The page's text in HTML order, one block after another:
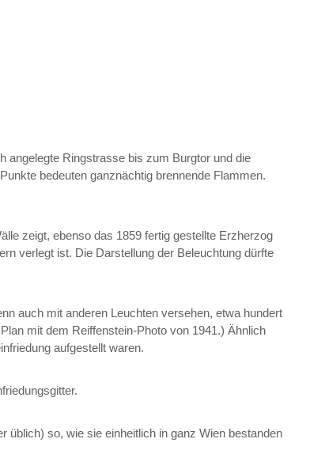
angelegte Ringstrasse bis zum Burgtor und die
bedeuten ganznächtig brennende Flammen.
zeigt, ebenso das 1859 fertig gestellte Erzherzog
verlegt ist. Die Darstellung der Beleuchtung dürfte
auch mit anderen Leuchten versehen, etwa hundert
mit dem Reiffenstein-Photo von 1941.) Ähnlich
aufgestellt waren.
üblich) so, wie sie einheitlich in ganz Wien bestanden